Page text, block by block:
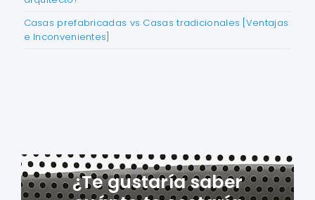
Casas prefabricadas vs Casas tradicionales [Ventajas
e Inconvenientes]
¿Te gustaría saber